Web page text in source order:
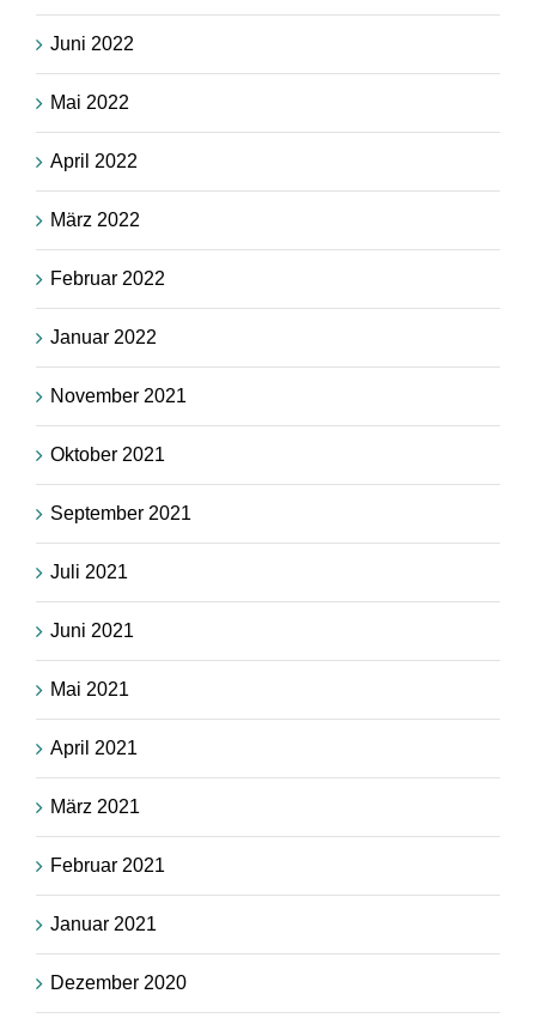
Juni 2022
Mai 2022
April 2022
März 2022
Februar 2022
Januar 2022
November 2021
Oktober 2021
September 2021
Juli 2021
Juni 2021
Mai 2021
April 2021
März 2021
Februar 2021
Januar 2021
Dezember 2020